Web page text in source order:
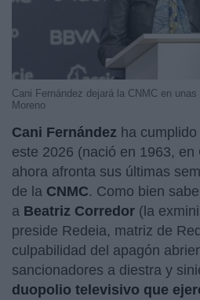
Cani Fernández dejará la CNMC en
Moreno
Cani Fernández ha
este 2026 (nació en 1963,
ahora afronta sus últimas
de la CNMC. Como bien
a Beatriz Corredor (la
preside Redeia, matriz de
culpabilidad del apagón
sancionadores a diestra y
duopolio televisivo que